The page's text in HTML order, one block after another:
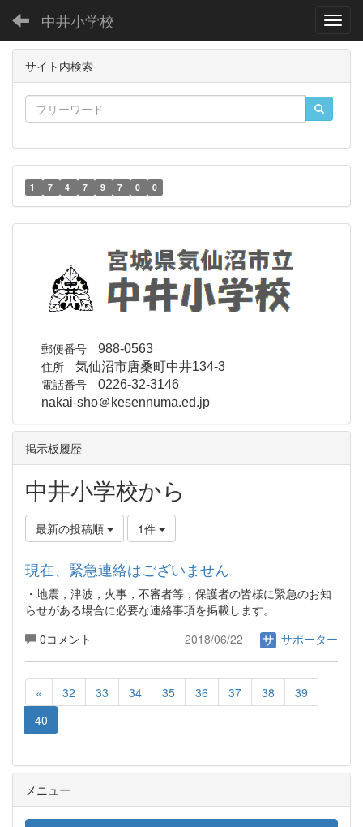
中井小学校
サイト内検索
1 7 4 7 9 7 0 0
郵便番号 988-0563
住所 気仙沼市唐桑町中井134-3
電話番号 0226-32-3146
nakai-sho＠kesennuma.ed.jp
掲示板履歴
中井小学校から
最新の投稿順 1件
現在、緊急連絡はございません
・地震，津波，火事，不審者等，保護者の皆様に緊急のお知
らせがある場合に必要な連絡事項を掲載します。
0コメント
2018/06/22 サポーター
« 32 33 34 35 36 37 38
39
40
メニュー